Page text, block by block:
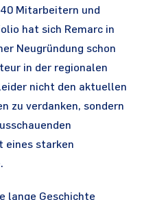
Mitarbeitern und
hat sich Remarc in
Neugründung schon
in der regionalen
nicht den aktuellen
zu verdanken, sondern
eines starken
lange Geschichte